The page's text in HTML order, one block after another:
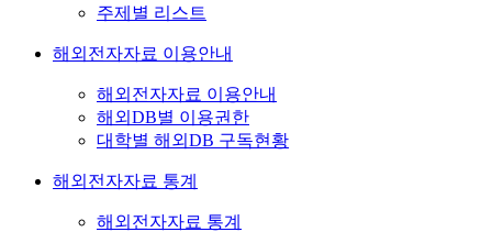
주제별 리스트
해외전자자료 이용안내
해외전자자료 이용안내
해외DB별 이용권한
대학별 해외DB 구독현황
해외전자자료 통계
해외전자자료 통계